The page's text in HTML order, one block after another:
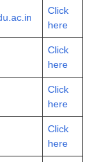
Click
here
Click
here
Click
here
Click
here